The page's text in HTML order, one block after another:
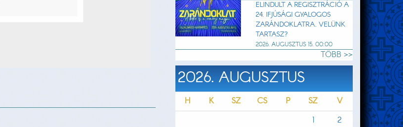
ELINDULT A REGISZTRÁCIÓ A
24. IFJÚSÁGI GYALOGOS
ZARÁNDOKLATRA. VELÜNK
TARTASZ?
2026. AUGUSZTUS 15. 00:00
TÖBB >>
2026. AUGUSZTUS
H K SZ CS P SZ
V
1
2